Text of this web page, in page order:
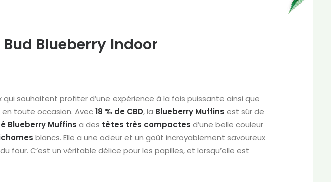
Blueberry Indoor
souhaitent profiter d’une expérience à la fois puissante ainsi que
toute occasion. Avec18 % de CBD, la Blueberry Muffins est sûr de
Blueberry Muffins a des têtes très compactes d’une belle couleur
blancs. Elle a une odeur et un goût incroyablement savoureux
four. C’est un véritable délice pour les papilles, et lorsqu’elle est